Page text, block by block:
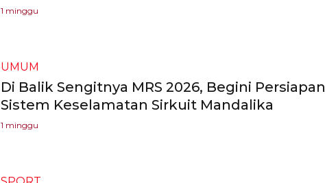
1 minggu
UMUM
Di Balik Sengitnya MRS 2026, Begini Persiapan
Sistem Keselamatan Sirkuit Mandalika
1 minggu